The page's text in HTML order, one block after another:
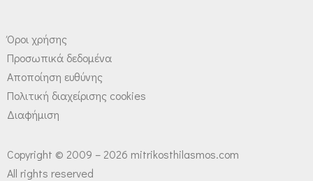
Όροι χρήσης
Προσωπικά δεδομένα
Αποποίηση ευθύνης
Πολιτική διαχείρισης cookies
Διαφήμιση
Copyright © 2009 – 2026 mitrikosthilasmos.com
All rights reserved